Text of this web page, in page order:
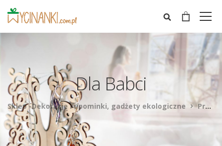
Dla Babci
Sklep -Dekoracje i upominki, gadżety ekologiczne Products